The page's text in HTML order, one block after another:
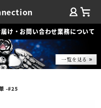
け・お問い合わせ業務について
-#25